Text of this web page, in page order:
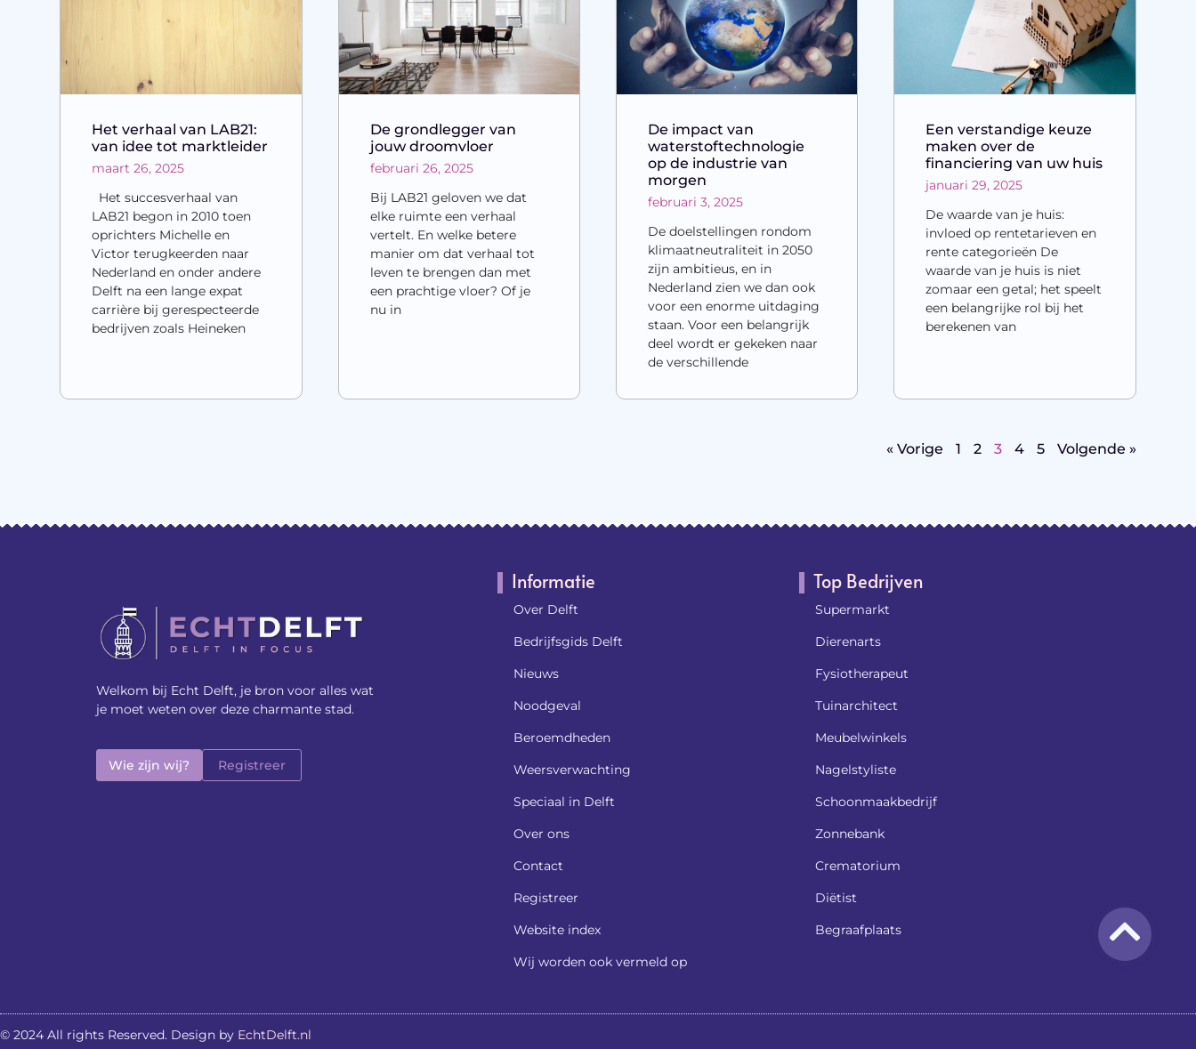
Het verhaal van LAB21:
van idee tot marktleider
maart 26, 2025
Het succesverhaal van
LAB21 begon in 2010 toen
oprichters Michelle en
Victor terugkeerden naar
Nederland en onder andere
Delft na een lange expat
carrière bij gerespecteerde
bedrijven zoals Heineken
De grondlegger van
jouw droomvloer
februari 26, 2025
Bij LAB21 geloven we dat
elke ruimte een verhaal
vertelt. En welke betere
manier om dat verhaal tot
leven te brengen dan met
een prachtige vloer? Of je
nu in
De impact van
waterstoftechnologie
op de industrie van
morgen
februari 3, 2025
De doelstellingen rondom
klimaatneutraliteit in 2050
zijn ambitieus, en in
Nederland zien we dan ook
voor een enorme uitdaging
staan. Voor een belangrijk
deel wordt er gekeken naar
de verschillende
Een verstandige keuze
maken over de
financiering van uw huis
januari 29, 2025
De waarde van je huis:
invloed op rentetarieven en
rente categorieën De
waarde van je huis is niet
zomaar een getal; het speelt
een belangrijke rol bij het
berekenen van
« Vorige 1 2 3 4 5 Volgende »
Welkom bij Echt Delft, je bron voor alles wat
je moet weten over deze charmante stad.
Wie zijn wij? Registreer
Informatie
Over Delft
Bedrijfsgids Delft
Nieuws
Noodgeval
Beroemdheden​
Weersverwachting
Speciaal in Delft
Over ons
Contact
Registreer
Website index
Wij worden ook vermeld op
Top Bedrijven
Supermarkt
Dierenarts
Fysiotherapeut
Tuinarchitect
Meubelwinkels
Nagelstyliste
Schoonmaakbedrijf
Zonnebank
Crematorium
Diëtist
Begraafplaats
© 2024 All rights Reserved. Design by EchtDelft.nl